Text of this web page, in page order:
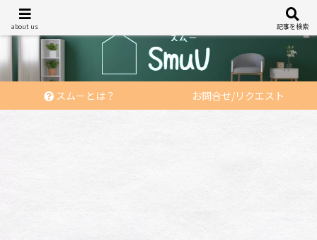
スムーとは？ お問合せ/リクエスト
about us 記事を検索